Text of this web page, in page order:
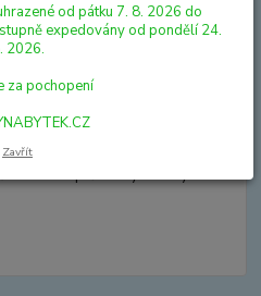
Dětský manuální deštník L.O.L.
deštník L.O.L.
od pátku 7. 8. 2026 do
expedovány od pondělí 24.
2026.
za pochopení
Zavřít